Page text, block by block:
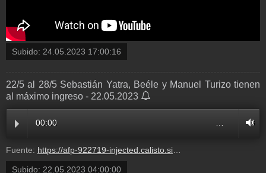
Subido: 24.05.2023 17:00:16
22/5 al 28/5 Sebastián Yatra, Beéle y Manuel Turizo tienen
al máximo ingreso - 22.05.2023
00:00 …
Fuente: https://afp-922719-injected.calisto.simplecastaudio.com/65409374-b027-453f-857c-edd08654f7fe/episodes/2b77cfc1-d111-40e9-a22a-aca16bd05298/audio/128/default.mp3?aid=rss_feed&awCollectionId=65409374-b027-453f-857c-edd08654f7fe&awEpisodeId=2b77cfc1-d111-40e9-a22a-aca16bd05298&feed=BxoPp9d0
Subido: 22.05.2023 04:00:00